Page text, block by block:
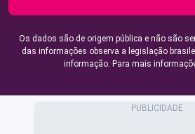
Os dados são de origem pública e não são
das informações observa a legislação
informação. Para mais